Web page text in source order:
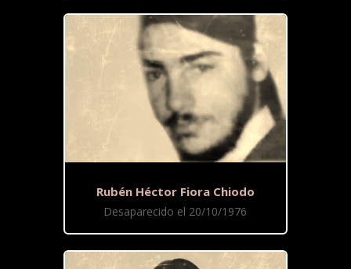
Rubén Héctor Fiora Chiodo
Desaparecido el 20/10/1976